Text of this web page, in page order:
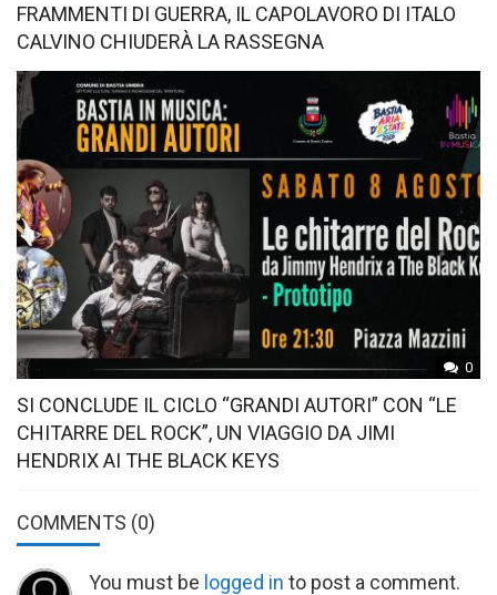
FRAMMENTI DI GUERRA, IL CAPOLAVORO DI ITALO
CALVINO CHIUDERÀ LA RASSEGNA
0
SI CONCLUDE IL CICLO “GRANDI AUTORI” CON “LE
CHITARRE DEL ROCK”, UN VIAGGIO DA JIMI
HENDRIX AI THE BLACK KEYS
COMMENTS (0)
You must be logged in to post a comment.